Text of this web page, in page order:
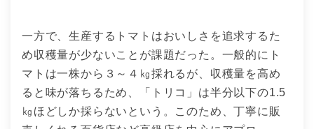
一方で、生産するトマトはおいしさを追求するた
め収穫量が少ないことが課題だった。一般的にト
マトは一株から３～４㎏採れるが、収穫量を高め
ると味が落ちるため、「トリコ」は半分以下の1.5
㎏ほどしか採らないという。このため、丁寧に販